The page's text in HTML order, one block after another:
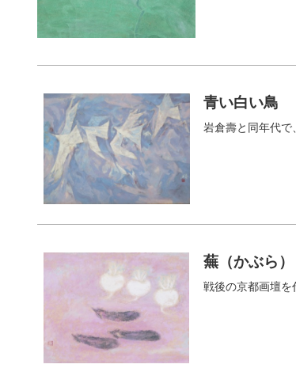
青い白い鳥
岩倉壽と同年代で
蕪（かぶら）
戦後の京都画壇